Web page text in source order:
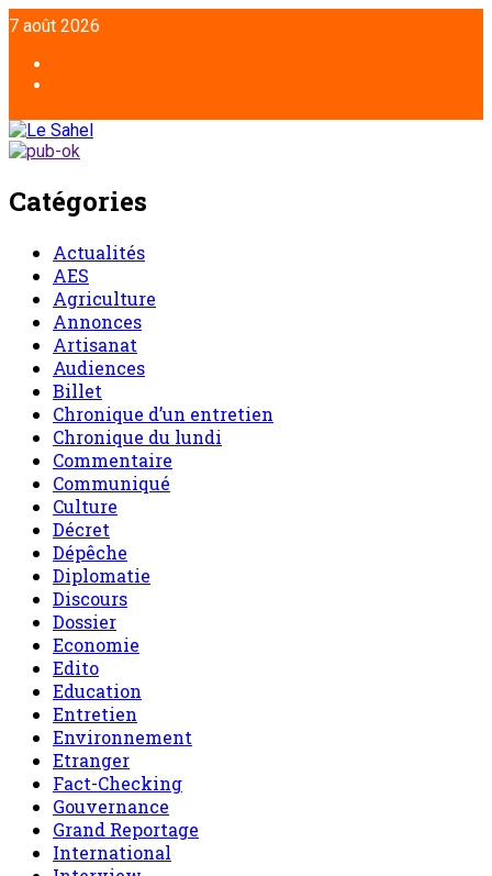
7 août 2026
Catégories
Actualités
AES
Agriculture
Annonces
Artisanat
Audiences
Billet
Chronique d’un entretien
Chronique du lundi
Commentaire
Communiqué
Culture
Décret
Dépêche
Diplomatie
Discours
Dossier
Economie
Edito
Education
Entretien
Environnement
Etranger
Fact-Checking
Gouvernance
Grand Reportage
International